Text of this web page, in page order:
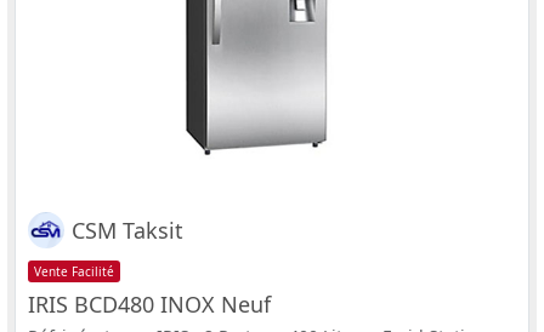
CSM Taksit
Vente Facilité
IRIS BCD480 INOX Neuf